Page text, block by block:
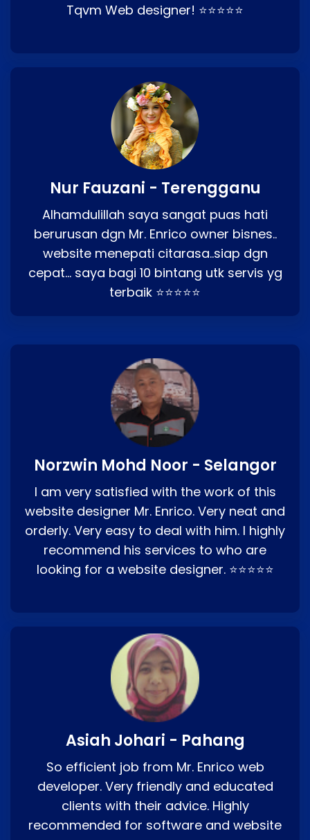
Tqvm Web designer! ⭐⭐⭐⭐⭐
Nur Fauzani - Terengganu
Alhamdulillah saya sangat puas hati
berurusan dgn Mr. Enrico owner bisnes..
website menepati citarasa..siap dgn
cepat… saya bagi 10 bintang utk servis yg
terbaik ⭐⭐⭐⭐⭐
Norzwin Mohd Noor - Selangor
I am very satisfied with the work of this
website designer Mr. Enrico. Very neat and
orderly. Very easy to deal with him. I highly
recommend his services to who are
looking for a website designer. ⭐⭐⭐⭐⭐
Asiah Johari - Pahang
So efficient job from Mr. Enrico web
developer. Very friendly and educated
clients with their advice. Highly
recommended for software and website